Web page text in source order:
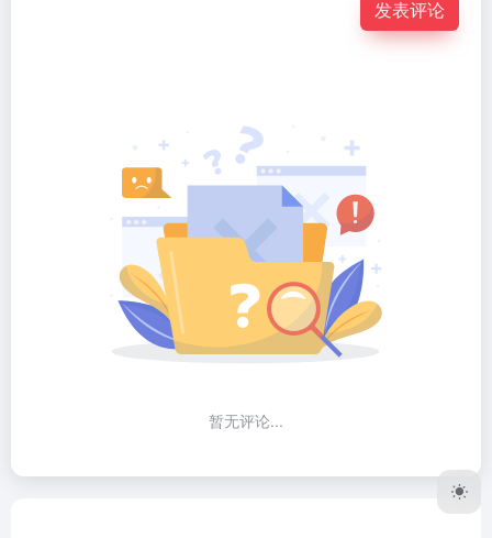
发表评论
暂无评论...